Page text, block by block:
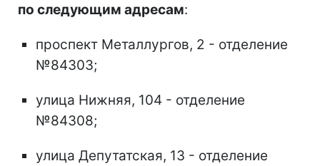
по следующим адресам:
проспект Металлургов, 2 - отделение
№84303;
улица Нижняя, 104 - отделение
№84308;
улица Депутатская, 13 - отделение